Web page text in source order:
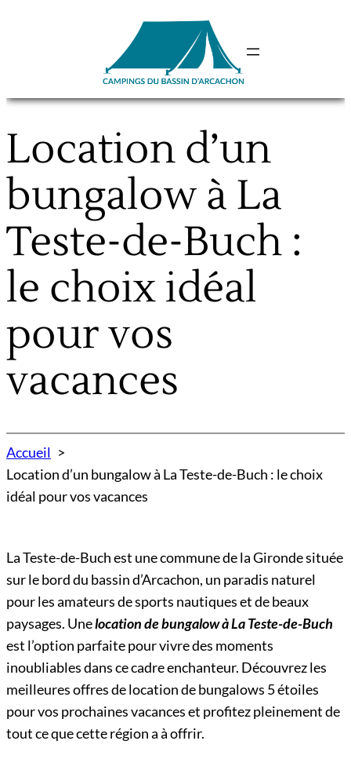
Location d’un
bungalow à La
Teste-de-Buch :
le choix idéal
pour vos
vacances
Accueil
Location d’un bungalow à La Teste-de-Buch : le choix
idéal pour vos vacances
La Teste-de-Buch est une commune de la Gironde située
sur le bord du bassin d’Arcachon, un paradis naturel
pour les amateurs de sports nautiques et de beaux
paysages. Unelocation de bungalow à La Teste-de-Buch
est l’option parfaite pour vivre des moments
inoubliables dans ce cadre enchanteur. Découvrez les
meilleures offres de location de bungalows 5 étoiles
pour vos prochaines vacances et profitez pleinement de
tout ce que cette région a à offrir.